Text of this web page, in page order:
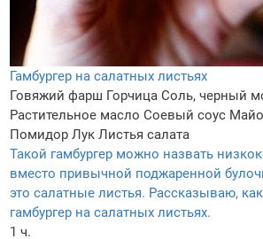
Гамбургер на салатных листьях
Говяжий фарш Горчица Соль, черный
Растительное масло Соевый соус
Помидор Лук Листья салата
Такой гамбургер можно назвать
вместо привычной поджаренной
это салатные листья. Рассказываю,
гамбургер на салатных листьях.
1 ч.